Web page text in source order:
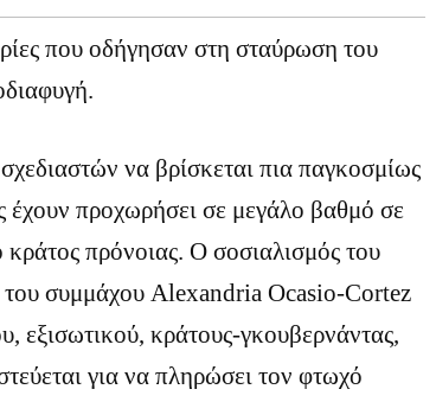
που οδήγησαν στη σταύρωση του
να βρίσκεται πια παγκοσμίως
έχουν προχωρήσει σε μεγάλο βαθμό σε
κράτος πρόνοιας. Ο σοσιαλισμός του
του συμμάχου Alexandria Ocasio-Cortez
εξισωτικού, κράτους-γκουβερνάντας,
για να πληρώσει τον φτωχό